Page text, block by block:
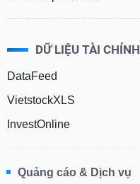
DỮ LIỆU TÀI CHÍNH
DataFeed
VietstockXLS
InvestOnline
Quảng cáo & Dịch vụ
cụ